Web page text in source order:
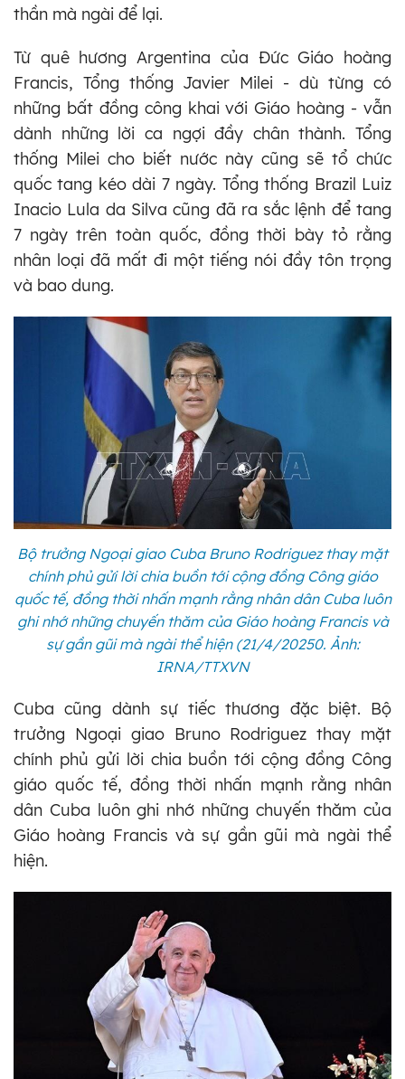
thần mà ngài để lại.
Từ quê hương Argentina của Đức Giáo hoàng
Francis, Tổng thống Javier Milei - dù từng có
những bất đồng công khai với Giáo hoàng - vẫn
dành những lời ca ngợi đầy chân thành. Tổng
thống Milei cho biết nước này cũng sẽ tổ chức
quốc tang kéo dài 7 ngày. Tổng thống Brazil Luiz
Inacio Lula da Silva cũng đã ra sắc lệnh để tang
7 ngày trên toàn quốc, đồng thời bày tỏ rằng
nhân loại đã mất đi một tiếng nói đầy tôn trọng
và bao dung.
Bộ trưởng Ngoại giao Cuba Bruno Rodriguez thay mặt
chính phủ gửi lời chia buồn tới cộng đồng Công giáo
quốc tế, đồng thời nhấn mạnh rằng nhân dân Cuba luôn
ghi nhớ những chuyến thăm của Giáo hoàng Francis và
sự gần gũi mà ngài thể hiện (21/4/20250. Ảnh:
IRNA/TTXVN
Cuba cũng dành sự tiếc thương đặc biệt. Bộ
trưởng Ngoại giao Bruno Rodriguez thay mặt
chính phủ gửi lời chia buồn tới cộng đồng Công
giáo quốc tế, đồng thời nhấn mạnh rằng nhân
dân Cuba luôn ghi nhớ những chuyến thăm của
Giáo hoàng Francis và sự gần gũi mà ngài thể
hiện.